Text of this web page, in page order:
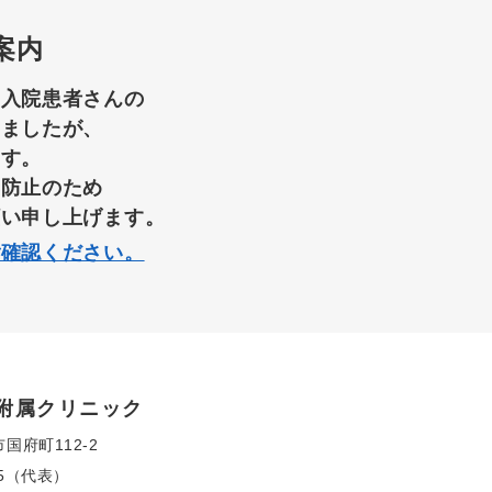
内
院患者さんの
したが、
。
止のため
申し上げます。
認ください。
属クリニック
国府町112-2
代表）